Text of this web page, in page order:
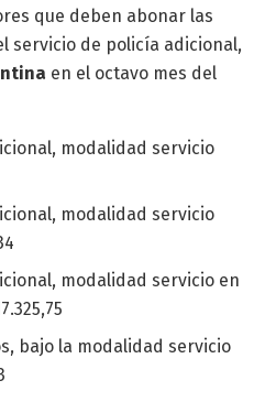
que deben abonar las
servicio de policía adicional,
en el octavo mes del
modalidad servicio
modalidad servicio
modalidad servicio en
bajo la modalidad servicio